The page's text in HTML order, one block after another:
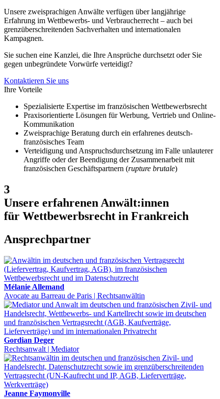
Unsere zweisprachigen Anwälte verfügen über langjährige
Erfahrung im Wettbewerbs- und Verbraucherrecht – auch bei
grenzüberschreitenden Sachverhalten und internationalen
Kampagnen.
Sie suchen eine Kanzlei, die Ihre Ansprüche durchsetzt oder Sie
gegen unbegründete Vorwürfe verteidigt?
Kontaktieren Sie uns
Ihre Vorteile
Spezialisierte Expertise im französischen Wettbewerbsrecht
Praxisorientierte Lösungen für Werbung, Vertrieb und Online-
Kommunikation
Zweisprachige Beratung durch ein erfahrenes deutsch-
französisches Team
Verteidigung und Anspruchsdurchsetzung im Falle unlauterer
Angriffe oder der Beendigung der Zusammenarbeit mit
französischen Geschäftspartnern (rupture brutale)
3
Unsere erfahrenen Anwält:innen
für Wettbewerbsrecht in Frankreich
Ansprechpartner
Mélanie Allemand
Avocate au Barreau de Paris | Rechtsanwältin
Gordian Deger
Rechtsanwalt | Mediator
Jeanne Faymonville